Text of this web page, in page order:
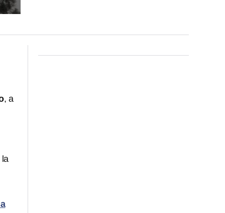
, a
la